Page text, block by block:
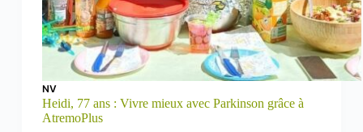
NV
Heidi, 77 ans : Vivre mieux avec Parkinson grâce à
AtremoPlus